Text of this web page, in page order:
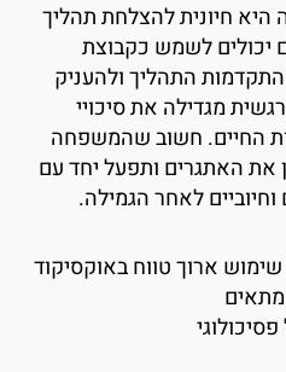
להצלחת תהליך
לשמש כקבוצת
התהליך ולהעניק
מגדילה את סיכויי
חשוב שהמשפחה
האתגרים ותפעל יחד עם
לאחר הגמילה.
ארוך טווח באוקסיקוד